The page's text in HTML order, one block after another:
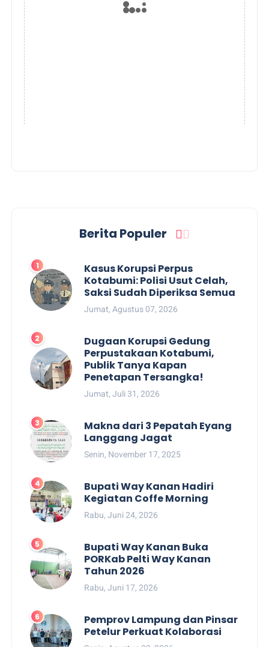
Berita Populer
Kasus Korupsi Perpus
Kotabumi: Polisi Usut Celah,
Saksi Sudah Diperiksa Semua
Jumat, Agustus 07, 2026
Dugaan Korupsi Gedung
Perpustakaan Kotabumi,
Publik Tanya Kapan
Penetapan Tersangka!
Jumat, Juli 31, 2026
Makna dari 3 Pepatah Eyang
Langgang Jagat
Senin, November 17, 2025
Bupati Way Kanan Hadiri
Kegiatan Coffe Morning
Rabu, Juni 24, 2026
Bupati Way Kanan Buka
PORKab Pelti Way Kanan
Tahun 2026
Rabu, Juni 17, 2026
Pemprov Lampung dan Pinsar
Petelur Perkuat Kolaborasi